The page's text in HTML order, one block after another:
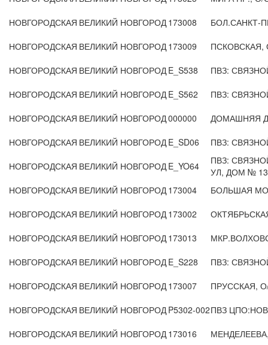
НОВГОРОДСКАЯ ВЕЛИКИЙ НОВГОРОД 173008
БОЛ.САНКТ-
НОВГОРОДСКАЯ ВЕЛИКИЙ НОВГОРОД 173009
ПСКОВСКАЯ,
НОВГОРОДСКАЯ ВЕЛИКИЙ НОВГОРОД E_S538
ПВЗ:
НОВГОРОДСКАЯ ВЕЛИКИЙ НОВГОРОД E_S562
ПВЗ:
НОВГОРОДСКАЯ ВЕЛИКИЙ НОВГОРОД000000
ДОМАШНЯЯ
НОВГОРОДСКАЯ ВЕЛИКИЙ НОВГОРОД E_SD06
ПВЗ:
НОВГОРОДСКАЯ ВЕЛИКИЙ НОВГОРОД E_YO64
ПВЗ:
УЛ, ДОМ №
НОВГОРОДСКАЯ ВЕЛИКИЙ НОВГОРОД 173004
БОЛЬШАЯ
НОВГОРОДСКАЯ ВЕЛИКИЙ НОВГОРОД 173002
НОВГОРОДСКАЯ ВЕЛИКИЙ НОВГОРОД 173013
НОВГОРОДСКАЯ ВЕЛИКИЙ НОВГОРОД E_S228
ПВЗ:
НОВГОРОДСКАЯ ВЕЛИКИЙ НОВГОРОД 173007
ПРУССКАЯ,
НОВГОРОДСКАЯ ВЕЛИКИЙ НОВГОРОД P5302-002ПВЗ
НОВГОРОДСКАЯ ВЕЛИКИЙ НОВГОРОД 173016